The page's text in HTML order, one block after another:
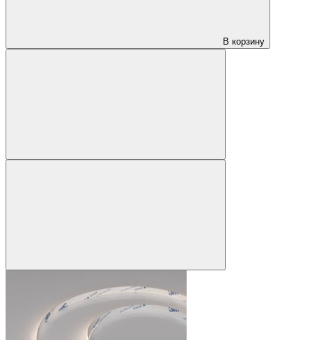
В корзину